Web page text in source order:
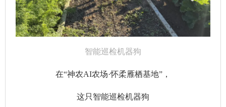
智能巡检机器狗
在“神农AI农场·怀柔雁栖基地”，
这只智能巡检机器狗